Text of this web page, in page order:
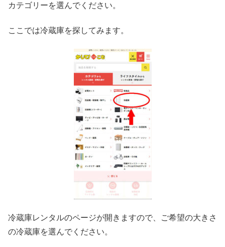
カテゴリーを選んでください。
ここでは冷蔵庫を探してみます。
冷蔵庫レンタルのページが開きますので、ご希望の大きさ
の冷蔵庫を選んでください。